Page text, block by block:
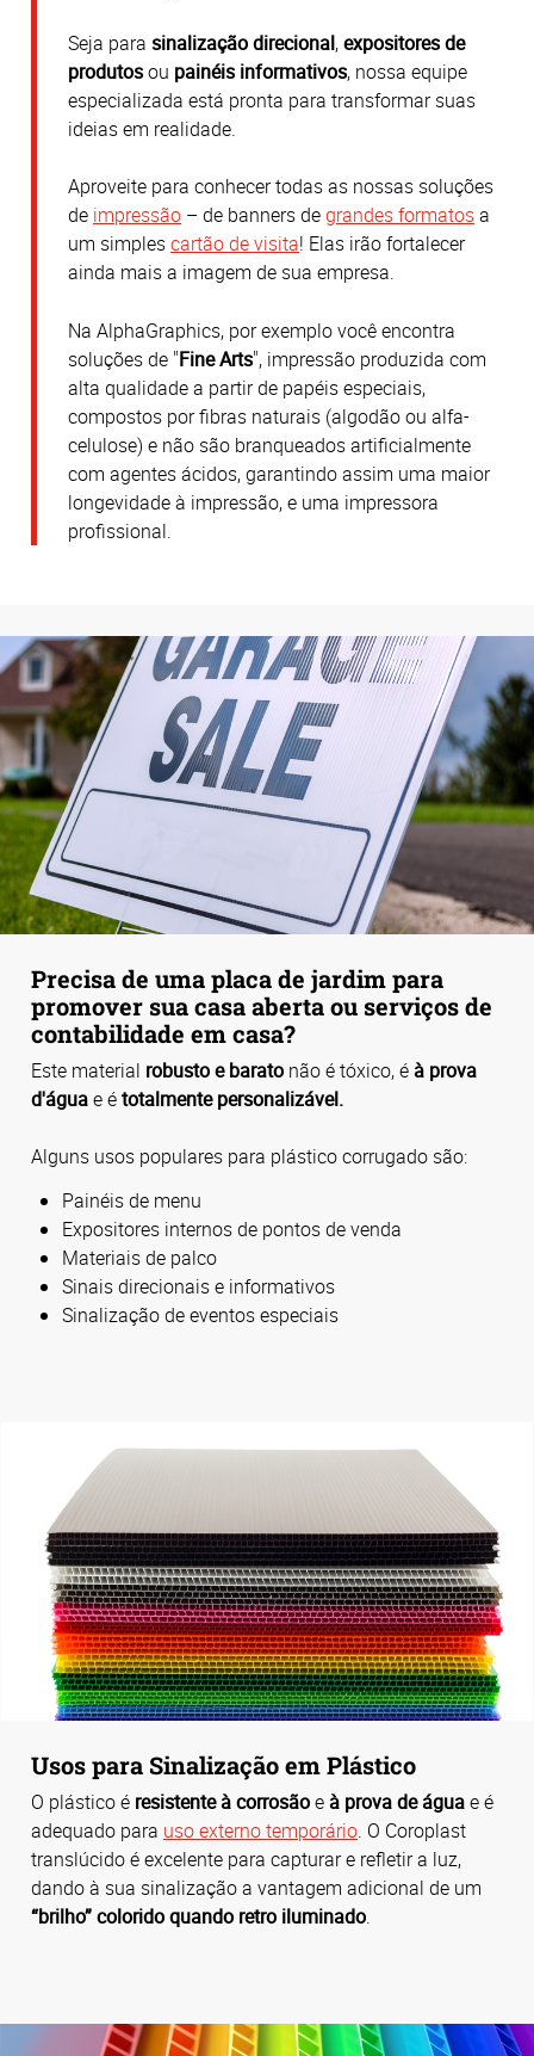
Seja para sinalização direcional,expositores de
produtosou painéis informativos, nossa equipe
especializada está pronta para transformar suas
ideias em realidade.
Aproveite para conhecer todas as nossas soluções
de impressão – de banners degrandes formatosa
um simplescartão de visita! Elas irão fortalecer
ainda mais a imagem de sua empresa.
Na AlphaGraphics, por exemplo você encontra
soluções de "Fine Arts", impressão produzida com
alta qualidade a partir de papéis especiais,
compostos por fibras naturais (algodão ou alfa-
celulose) e não são branqueados artificialmente
com agentes ácidos, garantindo assim uma maior
longevidade à impressão, e uma impressora
profissional.
Precisa de uma placa de jardim para
promover sua casa aberta ou serviços de
contabilidade em casa?
Este material robusto e barato não é tóxico, éà prova
d'águae étotalmente personalizável.
Alguns usos populares para plástico corrugado são:
Painéis de menu
Expositores internos de pontos de venda
Materiais de palco
Sinais direcionais e informativos
Sinalização de eventos especiais
Usos para Sinalização em Plástico
O plástico é resistente à corrosãoeà prova de águae é
adequado para uso externo temporário. O Coroplast
translúcido é excelente para capturar e refletir a luz,
dando à sua sinalização a vantagem adicional de um
“brilho” colorido quando retro iluminado.